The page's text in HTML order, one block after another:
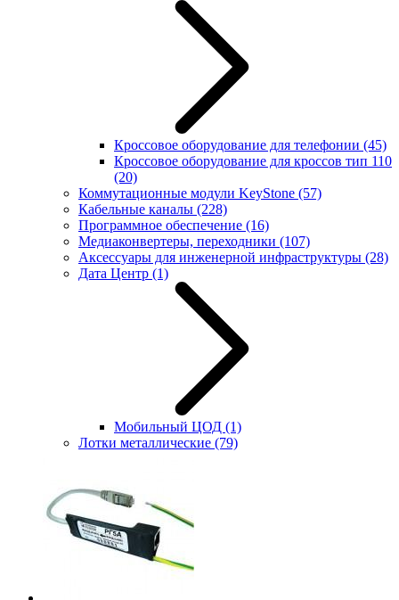
Кроссовое оборудование для телефонии (45)
Кроссовое оборудование для кроссов тип 110
(20)
Коммутационные модули KeyStone (57)
Кабельные каналы (228)
Программное обеспечение (16)
Медиаконвертеры, переходники (107)
Аксессуары для инженерной инфраструктуры (28)
Дата Центр (1)
Мобильный ЦОД (1)
Лотки металлические (79)